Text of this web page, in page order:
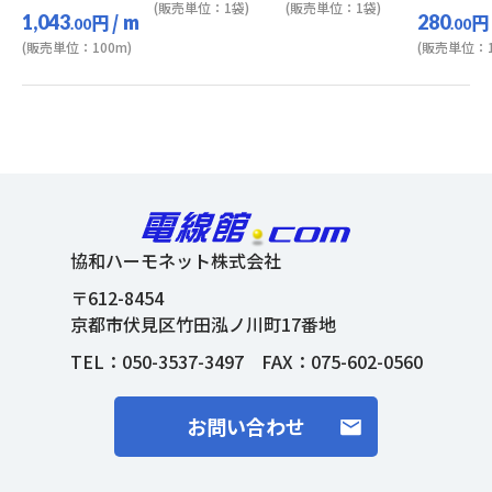
1,043.00円/ m
(販売単位：100m)
(販売単位：1袋) (販売単位：1袋)
280.00円
(販売単位
協和ハーモネット株式会社
〒612-8454
京都市伏見区竹田泓ノ川町17番地
TEL： 050-3537-3497FAX：075-602-0560
お問い合わせ